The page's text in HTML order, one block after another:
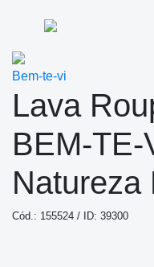
Bem-te-vi
Lava
BEM-
Natureza
Cód.: 155524 / ID: 39300